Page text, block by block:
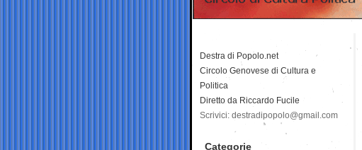
Destra di Popolo.net
Circolo Genovese di Cultura e
Politica
Diretto da Riccardo Fucile
Scrivici: destradipopolo@gmail.com
Categorie